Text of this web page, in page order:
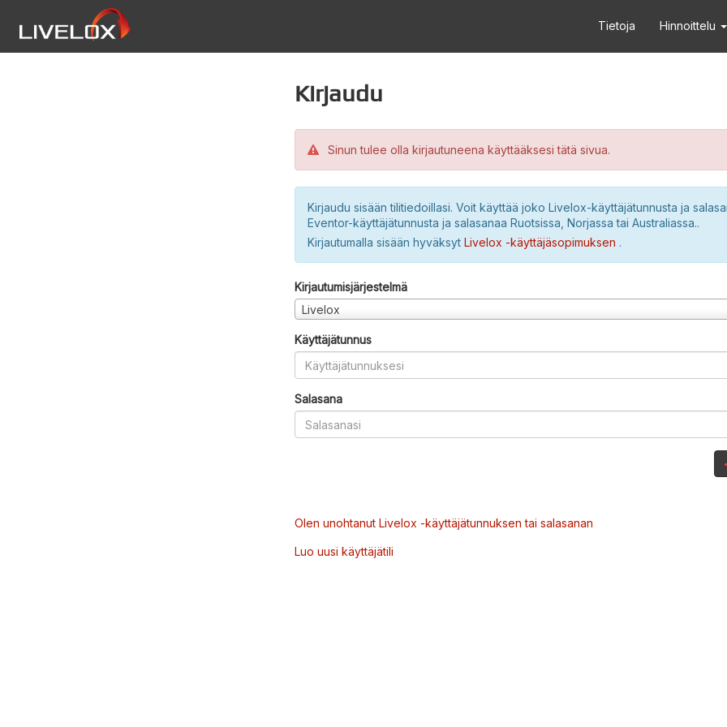
Tietoja Hinnoittelu
Kirjaudu
Sinun tulee olla kirjautuneena käyttääksesi tätä sivua.
Kirjaudu sisään tilitiedoillasi. Voit käyttää joko Livelox-käyttäjätunnusta ja
Eventor-käyttäjätunnusta ja salasanaa Ruotsissa, Norjassa tai Australiassa..
Kirjautumalla sisään hyväksyt Livelox -käyttäjäsopimuksen .
Kirjautumisjärjestelmä
Livelox
Käyttäjätunnus
Salasana
Olen unohtanut Livelox -käyttäjätunnuksen tai salasanan
Luo uusi käyttäjätili